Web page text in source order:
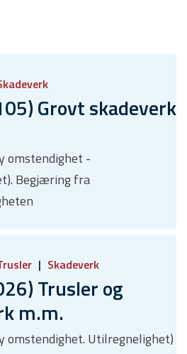
Grovt skadeverk
omstendighet -
Begjæring fra
Skadeverk
Trusler og
m.m.
omstendighet. Utilregnelighet)